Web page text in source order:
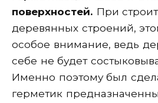
поверхностей. При
деревянных строений,
особое внимание, ведь
себе не будет
Именно поэтому был
герметик